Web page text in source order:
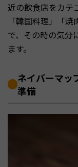
近の飲食店をカテ
「韓国料理」「
で、その時の気分
ます。
ネイバーマッ
準備